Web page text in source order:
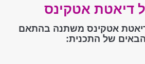
אטקינס משתנה בהתאם
של התכנית: